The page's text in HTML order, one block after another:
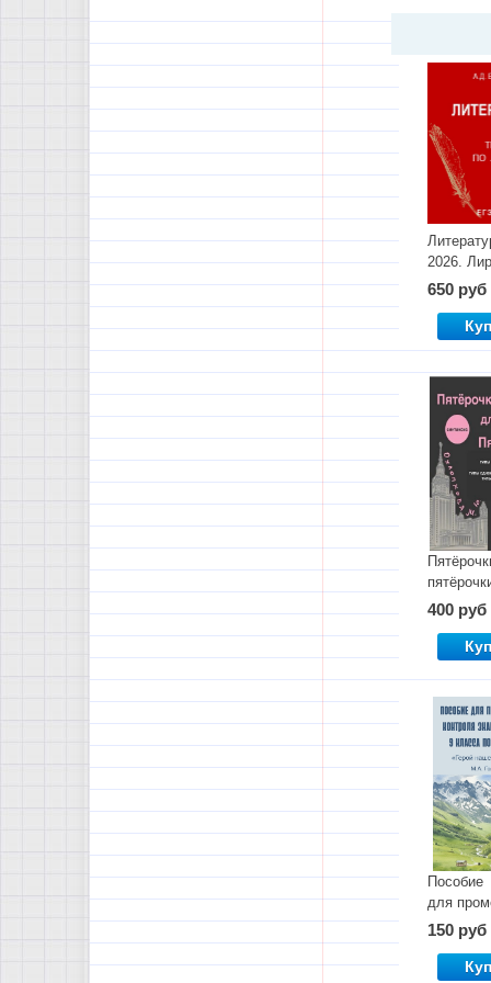
2026.
650 руб
400 руб
Пособие
для
по
9 класса
150 руб